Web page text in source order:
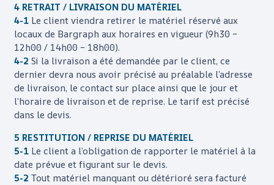
4 RETRAIT / LIVRAISON DU MATÉRIEL
4-1 Le client viendra retirer le matériel réservé aux
locaux de Bargraphaux horaires en vigueur (9h30 –
12h00 / 14h00 – 18h00).
4-2 Si la livraison a été demandée par le client, ce
dernier devra nous avoir précisé au préalable l’adresse
de livraison, le contact sur place ainsi que le jour et
l’horaire de livraison et de reprise. Le tarif est précisé
dans le devis.
5 RESTITUTION / REPRISE DU MATÉRIEL
5-1 Le client a l’obligation de rapporter le matériel à la
date prévue et figurant sur le devis.
5-2 Tout matériel manquant ou détérioré sera facturé